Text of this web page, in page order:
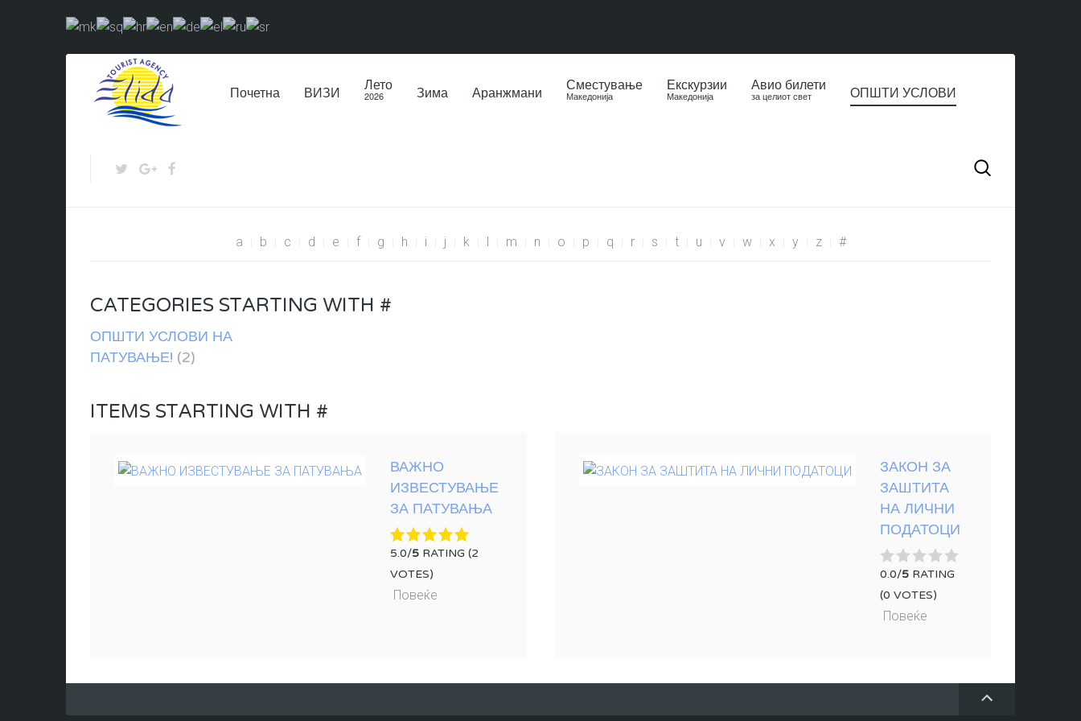
Почетна ВИЗИ Лето
2026 Зима Аранжмани Сместување
Македонија
Екскурзии
Македонија
Авио билети
за целиот свет ОПШТИ УСЛОВИ
a b c d e f g h i j k l m n o p q r s t u v w x y z #
CATEGORIES STARTING WITH #
ОПШТИ УСЛОВИ НА
ПАТУВАЊЕ! (2)
ITEMS STARTING WITH #
ВАЖНО
ИЗВЕСТУВАЊЕ
ЗА ПАТУВАЊА
5.0/5 RATING (2
VOTES)
Повеќе
ЗАКОН ЗА
ЗАШТИТА
НА ЛИЧНИ
ПОДАТОЦИ
0.0/5RATING
(0 VOTES)
Повеќе